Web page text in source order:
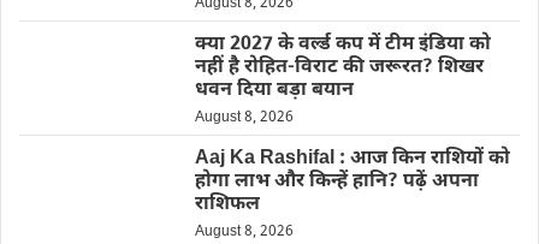
क्या 2027 के वर्ल्ड कप में टीम इंडिया को
नहीं है रोहित-विराट की जरूरत? शिखर
धवन दिया बड़ा बयान
August 8, 2026
Aaj Ka Rashifal : आज किन राशियों को
होगा लाभ और किन्हें हानि? पढ़ें अपना
राशिफल
August 8, 2026